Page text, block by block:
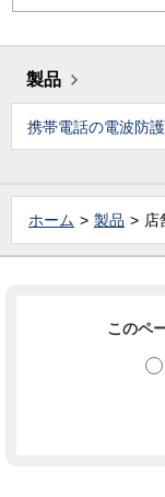
製品
携帯電話の電波防
ホーム 製品 店
このペ